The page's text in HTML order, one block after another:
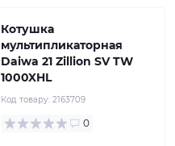
Котушка
мультипликаторная
Daiwa 21 Zillion SV TW
1000XHL
Код товару: 2163709
0